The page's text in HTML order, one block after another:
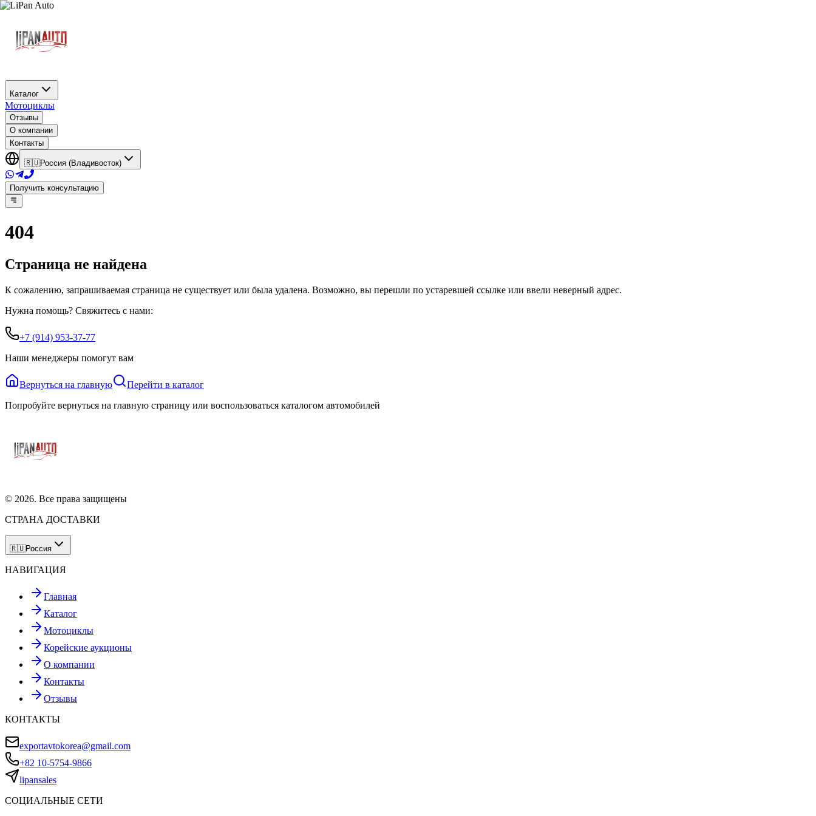
Каталог
Мотоциклы
Отзывы
О компании
Контакты
🇷🇺Россия (Владивосток)
Получить консультацию
404
Страница не найдена
К сожалению, запрашиваемая страница не существует или была удалена. Возможно, вы перешли по устаревшей ссылке или ввели неверный адрес.
Нужна помощь? Свяжитесь с нами:
+7 (914) 953-37-77
Наши менеджеры помогут вам
Вернуться на главную
Перейти в каталог
Попробуйте вернуться на главную страницу или воспользоваться каталогом автомобилей
© 2026. Все права защищены
СТРАНА ДОСТАВКИ
🇷🇺Россия
НАВИГАЦИЯ
Главная
Каталог
Мотоциклы
Корейские аукционы
О компании
Контакты
Отзывы
КОНТАКТЫ
exportavtokorea@gmail.com
+82 10-5754-9866
lipansales
СОЦИАЛЬНЫЕ СЕТИ